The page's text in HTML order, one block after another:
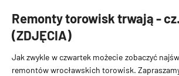
Remonty torowisk trwają -
(ZDJĘCIA)
Jak zwykle w czwartek możecie zobaczyć
remontów wrocławskich torowisk.